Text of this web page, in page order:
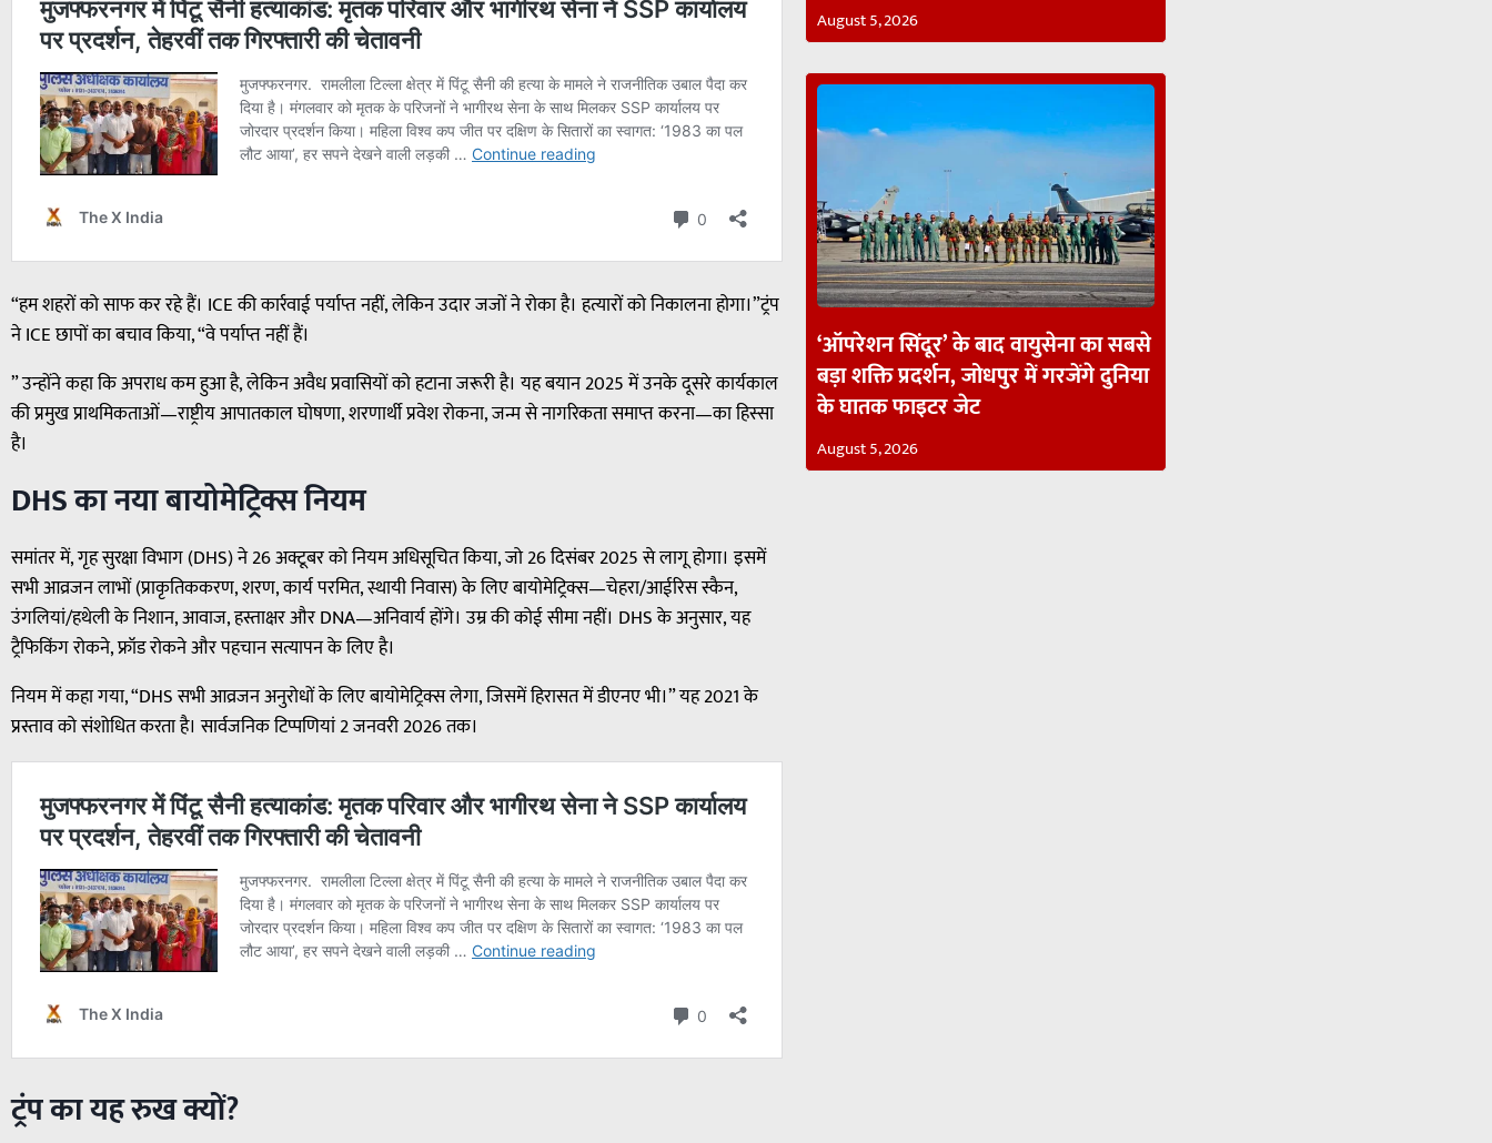
“हम शहरों को साफ कर रहे हैं। ICE की कार्रवाई पर्याप्त नहीं, लेकिन उदार जजों ने रोका है। हत्यारों को निकालना होगा।”ट्रंप
ने ICE छापों का बचाव किया, “वे पर्याप्त नहीं हैं।
” उन्होंने कहा कि अपराध कम हुआ है, लेकिन अवैध प्रवासियों को हटाना जरूरी है। यह बयान 2025 में उनके दूसरे कार्यकाल
की प्रमुख प्राथमिकताओं—राष्ट्रीय आपातकाल घोषणा, शरणार्थी प्रवेश रोकना, जन्म से नागरिकता समाप्त करना—का हिस्सा
है।
DHS का नया बायोमेट्रिक्स नियम
समांतर में, गृह सुरक्षा विभाग (DHS) ने 26 अक्टूबर को नियम अधिसूचित किया, जो 26 दिसंबर 2025 से लागू होगा। इसमें
सभी आव्रजन लाभों (प्राकृतिककरण, शरण, कार्य परमित, स्थायी निवास) के लिए बायोमेट्रिक्स—चेहरा/आईरिस स्कैन,
उंगलियां/हथेली के निशान, आवाज, हस्ताक्षर और DNA—अनिवार्य होंगे। उम्र की कोई सीमा नहीं। DHS के अनुसार, यह
ट्रैफिकिंग रोकने, फ्रॉड रोकने और पहचान सत्यापन के लिए है।
नियम में कहा गया, “DHS सभी आव्रजन अनुरोधों के लिए बायोमेट्रिक्स लेगा, जिसमें हिरासत में डीएनए भी।” यह 2021 के
प्रस्ताव को संशोधित करता है। सार्वजनिक टिप्पणियां 2 जनवरी 2026 तक।
ट्रंप का यह रुख क्यों?
August 5, 2026
‘ऑपरेशन सिंदूर’ के बाद वायुसेना का सबसे
बड़ा शक्ति प्रदर्शन, जोधपुर में गरजेंगे दुनिया
के घातक फाइटर जेट
August 5, 2026